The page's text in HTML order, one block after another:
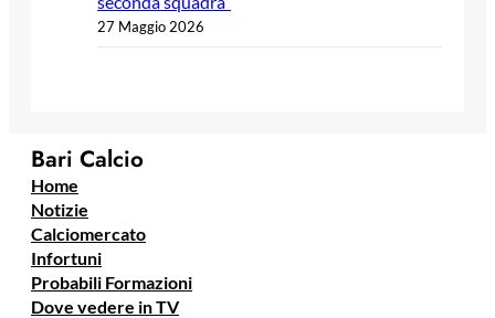
27 Maggio 2026
Bari Calcio
Home
Notizie
Calciomercato
Infortuni
Probabili Formazioni
Dove vedere in TV